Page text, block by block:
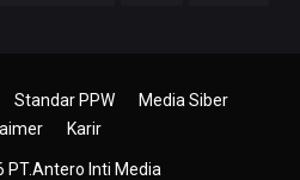
PT.Antero Inti Media
Standar PPW
Media Siber
Karir